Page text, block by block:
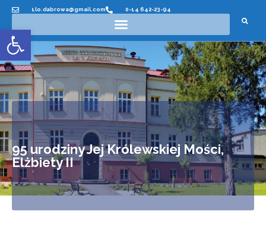
Otwórz pasek narzędzi
1lo.dabrowa@gmail.com 0-14 642-23-94
95 urodziny Jej Królewskiej Mości,
Elżbiety II